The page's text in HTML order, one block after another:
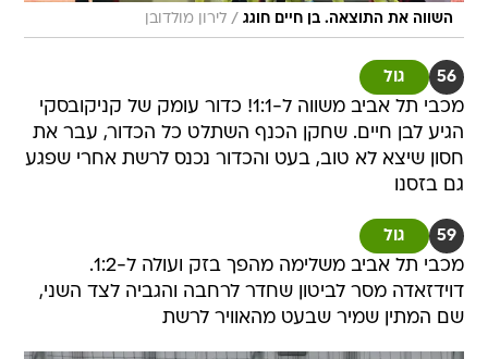
השווה את התוצאה. בן חיים חוגג / לירון מולדובן
56 גול
מכבי תל אביב משווה ל-1:1! כדור עומק של קניקובסקי
הגיע לבן חיים. שחקן הכנף השתלט כל הכדור, עבר את
חסון שיצא לא טוב, בעט והכדור נכנס לרשת אחרי שפגע
גם בזסנו
59 גול
מכבי תל אביב משלימה מהפך בזק ועולה ל-1:2.
דוידזאדה מסר לביטון שחדר לרחבה והגביה לצד השני,
שם המתין שמיר שבעט מהאוויר לרשת